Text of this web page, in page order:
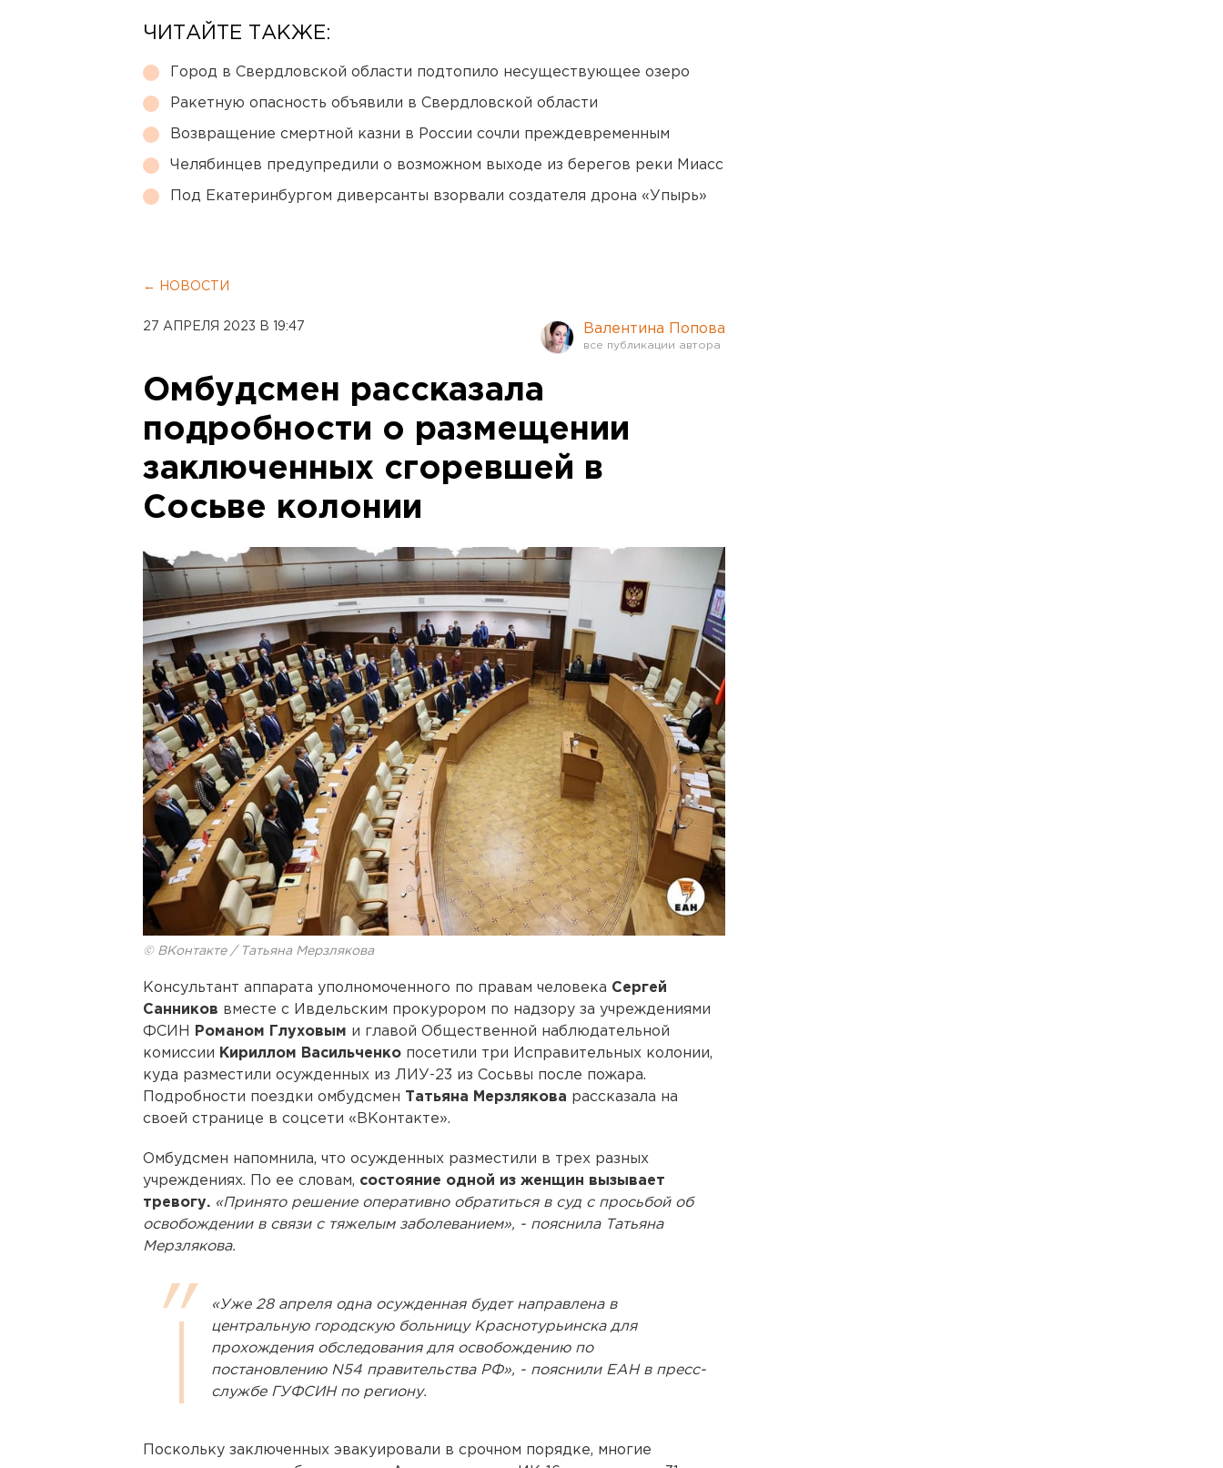
ЧИТАЙТЕ ТАКЖЕ:
Город в Свердловской области подтопило несуществующее озеро
Ракетную опасность объявили в Свердловской области
Возвращение смертной казни в России сочли преждевременным
Челябинцев предупредили о возможном выходе из берегов реки Миасс
Под Екатеринбургом диверсанты взорвали создателя дрона «Упырь»
← НОВОСТИ
27 АПРЕЛЯ 2023 В 19:47 Валентина Попова
Омбудсмен рассказала
подробности о размещении
заключенных сгоревшей в
Сосьве колонии
© ВКонтакте / Татьяна Мерзлякова
Консультант аппарата уполномоченного по правам человека Сергей
Санников вместе с Ивдельским прокурором по надзору за учреждениями
ФСИН
Романом Глуховым и главой Общественной наблюдательной
комиссии Кириллом Васильченко посетили три Исправительных колонии,
куда разместили осужденных из ЛИУ-23 из Сосьвы после пожара.
Подробности поездки омбудсмен Татьяна Мерзлякова рассказала на
своей странице в соцсети «ВКонтакте».
Омбудсмен напомнила, что осужденных разместили в трех разных
учреждениях. По ее словам, состояние одной из женщин вызывает
тревогу. «Принято решение оперативно обратиться в суд с просьбой об
освобождении в связи с тяжелым заболеванием», - пояснила Татьяна
Мерзлякова.
«Уже 28 апреля одна осужденная будет направлена в
центральную городскую больницу Краснотурьинска для
прохождения обследования для освобождению по
постановлению N54 правительства РФ», - пояснили ЕАН в пресс-
службе ГУФСИН по региону.
Поскольку заключенных эвакуировали в срочном порядке, многие